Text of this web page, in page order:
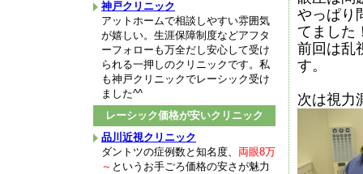
やっぱり
てました
前回は乱
す。
次は視力
神戸クリニック
アットホームで相談しやすい雰囲気
が嬉しい。生涯保障制度などアフタ
ーフォローも万全だし安心して受け
られる一押しのクリニックです。私
も神戸クリニックでレーシック受け
ました^^
レーシック価格が安いクリニック
品川近視クリニック
ダントツの症例数と知名度、 両眼8万
～ というお手ごろ価格の安さが魅力